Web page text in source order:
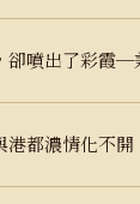
卻噴出了彩霞─
港都濃情化不開